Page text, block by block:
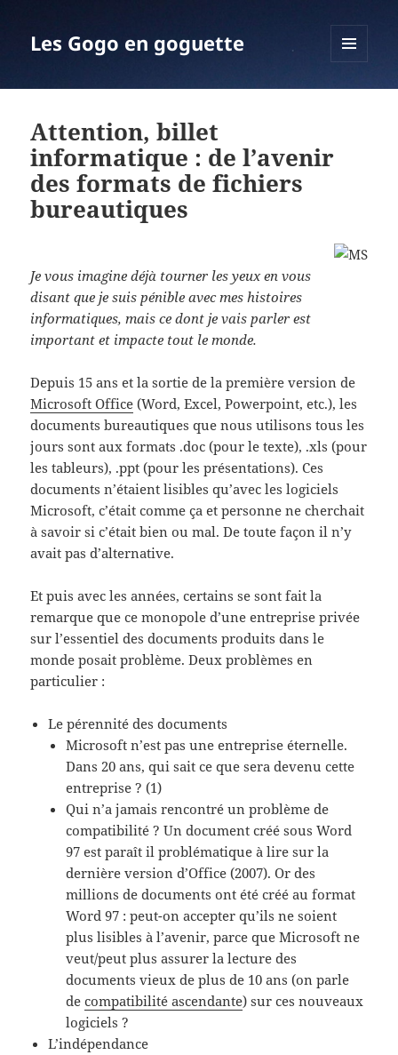
Les Gogo en goguette
Attention, billet
informatique : de l’avenir
des formats de fichiers
bureautiques
Je vous imagine déjà tourner les yeux en vous
disant que je suis pénible avec mes histoires
informatiques, mais ce dont je vais parler est
important et impacte tout le monde.
Depuis 15 ans et la sortie de la première version de
Microsoft Office (Word, Excel, Powerpoint, etc.), les
documents bureautiques que nous utilisons tous les
jours sont aux formats .doc (pour le texte), .xls (pour
les tableurs), .ppt (pour les présentations). Ces
documents n’étaient lisibles qu’avec les logiciels
Microsoft, c’était comme ça et personne ne cherchait
à savoir si c’était bien ou mal. De toute façon il n’y
avait pas d’alternative.
Et puis avec les années, certains se sont fait la
remarque que ce monopole d’une entreprise privée
sur l’essentiel des documents produits dans le
monde posait problème. Deux problèmes en
particulier :
Le pérennité des documents
Microsoft n’est pas une entreprise éternelle.
Dans 20 ans, qui sait ce que sera devenu cette
entreprise ? (1)
Qui n’a jamais rencontré un problème de
compatibilité ? Un document créé sous Word
97 est paraît il problématique à lire sur la
dernière version d’Office (2007). Or des
millions de documents ont été créé au format
Word 97 : peut-on accepter qu’ils ne soient
plus lisibles à l’avenir, parce que Microsoft ne
veut/peut plus assurer la lecture des
documents vieux de plus de 10 ans (on parle
decompatibilité ascendante) sur ces nouveaux
logiciels ?
L’indépendance